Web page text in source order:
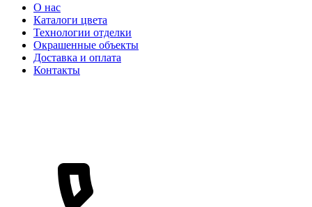
О нас
Каталоги цвета
Технологии отделки
Окрашенные объекты
Доставка и оплата
Контакты